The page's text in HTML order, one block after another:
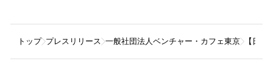
トップ プレスリリース 一般社団法人ベンチャー・カフェ東京 【日